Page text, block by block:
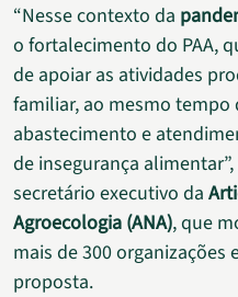
“Nesse contexto da
o fortalecimento do PAA,
de apoiar as atividades
familiar, ao mesmo tempo
abastecimento e
de insegurança
secretário executivo da
Agroecologia (ANA), que
mais de 300
proposta.